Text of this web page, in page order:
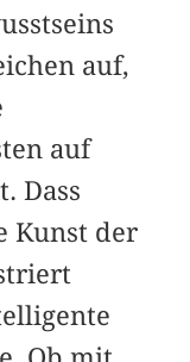
auf,
auf
Dass
Kunst der